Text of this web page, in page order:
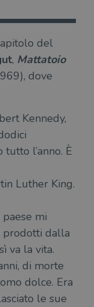
del
, Mattatoio
dove
Kennedy,
l’anno. È
Luther King.
mi
prodotti dalla
va la vita.
di morte
dolce. Era
le sue